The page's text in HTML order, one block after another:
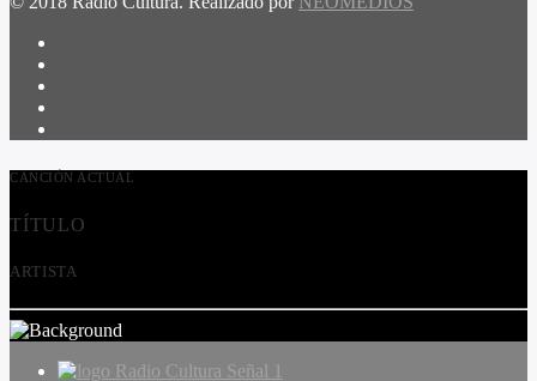
CANCIÓN ACTUAL
TÍTULO
ARTISTA
Radio Cultura Señal 1